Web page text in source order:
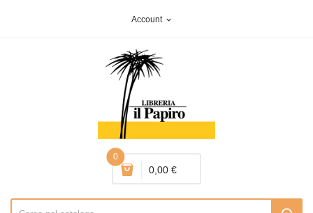
Account expand_more
0
0,00 €